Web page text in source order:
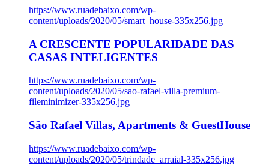
https://www.ruadebaixo.com/wp-
content/uploads/2020/05/smart_house-335x256.jpg
A CRESCENTE POPULARIDADE DAS
CASAS INTELIGENTES
https://www.ruadebaixo.com/wp-
content/uploads/2020/05/sao-rafael-villa-premium-
fileminimizer-335x256.jpg
São Rafael Villas, Apartments & GuestHouse
https://www.ruadebaixo.com/wp-
content/uploads/2020/05/trindade_arraial-335x256.jpg